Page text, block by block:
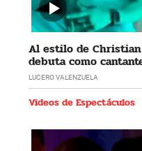
Al estilo de Christian
debuta como
LUCERO VALENZUELA
Videos de Espectáculos